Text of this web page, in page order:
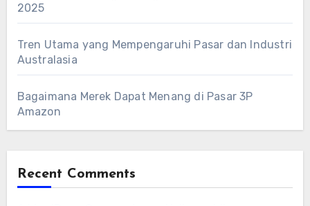
2025
Tren Utama yang Mempengaruhi Pasar dan Industri
Australasia
Bagaimana Merek Dapat Menang di Pasar 3P
Amazon
Recent Comments